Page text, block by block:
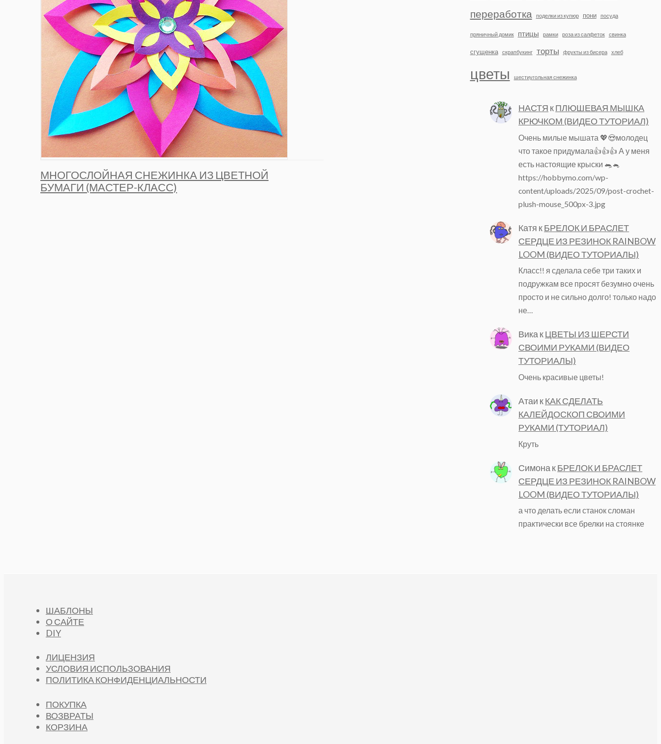
МНОГОСЛОЙНАЯ СНЕЖИНКА ИЗ ЦВЕТНОЙ
БУМАГИ (МАСТЕР-КЛАСС)
переработка поделки из купюр пони посуда
пряничный домик птицы рамки роза из салфеток свинка
сгущенка скрапбукинг торты фрукты из бисера хлеб
цветы шестиугольная снежинка
НАСТЯ кПЛЮШЕВАЯ МЫШКА
КРЮЧКОМ (ВИДЕО ТУТОРИАЛ)
Очень милые мышата 💖😍молодец
что такое придумала👍👍👍 А у меня
есть настоящие крыски 🐀🐁
https://hobbymo.com/wp-
content/uploads/2025/09/post-crochet-
plush-mouse_500px-3.jpg
Катя кБРЕЛОК И БРАСЛЕТ
СЕРДЦЕ ИЗ РЕЗИНОК RAINBOW
LOOM (ВИДЕО ТУТОРИАЛЫ)
Класс!! я сделала себе три таких и
подружкам все просят безумно очень
просто и не сильно долго! только надо
не…
ВикакЦВЕТЫ ИЗ ШЕРСТИ
СВОИМИ РУКАМИ (ВИДЕО
ТУТОРИАЛЫ)
Очень красивые цветы!
Атаи кКАК СДЕЛАТЬ
КАЛЕЙДОСКОП СВОИМИ
РУКАМИ (ТУТОРИАЛ)
Круть
Симона кБРЕЛОК И БРАСЛЕТ
СЕРДЦЕ ИЗ РЕЗИНОК RAINBOW
LOOM (ВИДЕО ТУТОРИАЛЫ)
а что делать если станок сломан
практически все брелки на стоянке
ШАБЛОНЫ
О САЙТЕ
DIY
ЛИЦЕНЗИЯ
УСЛОВИЯ ИСПОЛЬЗОВАНИЯ
ПОЛИТИКА КОНФИДЕНЦИАЛЬНОСТИ
ПОКУПКА
ВОЗВРАТЫ
КОРЗИНА